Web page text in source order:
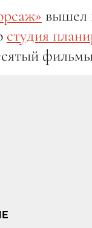
вышел
студия